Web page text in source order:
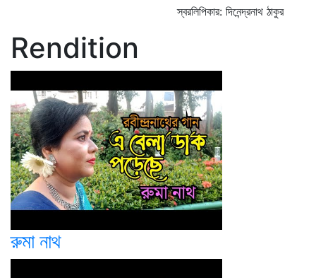
স্বরলিপিকার: দিনেন্দ্রনাথ ঠাকুর
Rendition
রুমা নাথ